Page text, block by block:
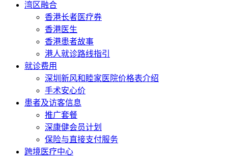
湾区融合
香港长者医疗券
香港医生
香港患者故事
港人就诊路线指引
就诊费用
深圳新风和睦家医院价格表介绍
手术安心价
患者及访客信息
推广套餐
深康健会员计划
保险与直接支付服务
跨境医疗中心